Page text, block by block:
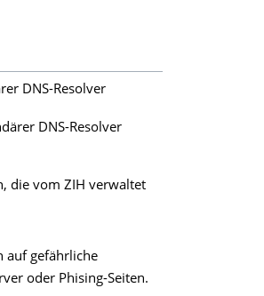
DNS-Resolver
DNS-Resolver
die vom ZIH verwaltet
auf gefährliche
oder Phising-Seiten.